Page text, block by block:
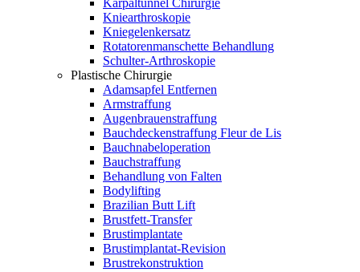
Kniearthroskopie
Kniegelenkersatz
Rotatorenmanschette Behandlung
Schulter-Arthroskopie
Plastische Chirurgie
Adamsapfel Entfernen
Armstraffung
Augenbrauenstraffung
Bauchdeckenstraffung Fleur de Lis
Bauchnabeloperation
Bauchstraffung
Behandlung von Falten
Bodylifting
Brazilian Butt Lift
Brustfett-Transfer
Brustimplantate
Brustimplantat-Revision
Brustrekonstruktion